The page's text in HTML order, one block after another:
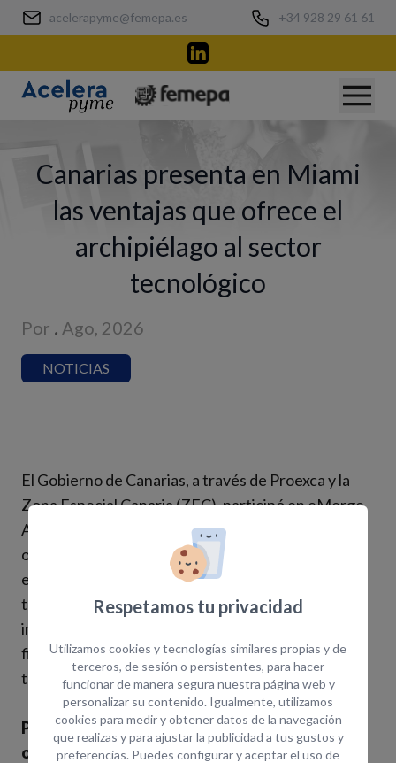
acelerapyme@femepa.es +34 928 29 61 61
Canarias presenta en Miami
las ventajas que ofrece el
archipiélago al sector
tecnológico
Por . Ago, 2026
NOTICIAS
El Gobierno de Canarias, a través de Proexca y la
Zona Especial Canaria (ZEC), participó en eMerge
Américas en Miami, presentando las ventajas de
operar desde Canarias a empresas tecnológicas
estadounidenses y explorando el ecosistema
tecnológico local. Este evento buscó atraer
inversión hacia las islas, destacando su sistema
fiscal único, ubicación estratégica como puente
tricontinental, conexiones con Europa…
Para más información consulte la fuente
original de la noticia>AQUÍ
Respetamos tu privacidad
Utilizamos cookies y tecnologías similares propias y de
terceros, de sesión o persistentes, para hacer
funcionar de manera segura nuestra página web y
personalizar su contenido. Igualmente, utilizamos
cookies para medir y obtener datos de la navegación
que realizas y para ajustar la publicidad a tus gustos y
preferencias. Puedes configurar y aceptar el uso de